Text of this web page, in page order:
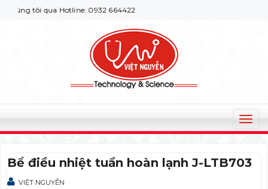
tôi qua Hotline: 0932 664422
T
o
g
Bể điều nhiệt tuần hoàn lạnh J-LTB703
VIỆT NGUYỄN